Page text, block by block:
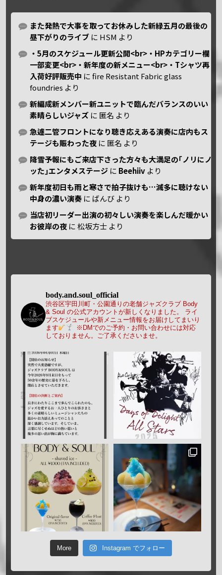
また発熱で大事を取ってお休みした新緑五月の最後の
昼下がりのライブ に HSM より
・5月のスケジュール更新公開<br>・HPカテゴリー欄
一部変更<br>・新年度の新メニュー<br>・Tシャツ再
入荷好評販売中 にfire Resistant Fabric glass
foundries より
新編成新メンバー新ユニットで臨んだバランスのいい
素晴らしいジャズ に 匿名 より
急遽二管フロントになり聴き応えある演奏に店内もス
テージも賑わった夜 に 匿名 より
降雪予報にもご来店下さった方々も大満足の｢ノリにノ
ッた｣エンタメステージ に Beehiiv より
新年度初日も雨と寒さで拍子抜けも…滅多に聴けない
中身の濃い演奏 に ばんび より
当店初リーダー出演の初々しい演奏を楽しんだ暖かい
お彼岸の夜 に松坂方士 より
body.and.soul_official
渋谷区宇田川町・公園通りの老舗ジャズクラブ Body
& Soul の公式アカウントが新しくなりました。
ライ
ブスケジュールや新メニュー情報をお届けしてまいり
ます
※DMでのご予約・お問い合わせには対応
しておりません。ご了承くださいませ。
More Instagram でフォロー